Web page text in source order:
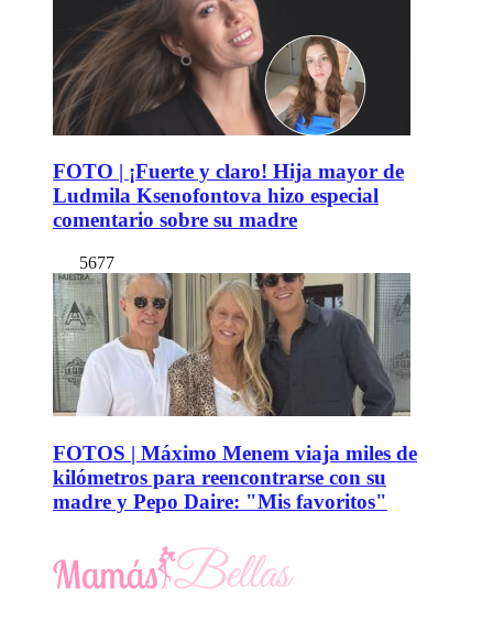
FOTO | ¡Fuerte y claro! Hija mayor de
Ludmila Ksenofontova hizo especial
comentario sobre su madre
5677
FOTOS | Máximo Menem viaja miles de
kilómetros para reencontrarse con su
madre y Pepo Daire: "Mis favoritos"